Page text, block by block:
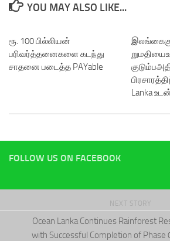
YOU MAY ALSO LIKE...
ரூ. 100 பில்லியன்
பரிவர்த்தனைகளை கடந்து
சாதனை படைத்த PAYable
Lanka
FOLLOW US ON FACEBOOK
NEXT STORY
Ocean Lanka Continues Rainforest
with Successful Completion of Phase